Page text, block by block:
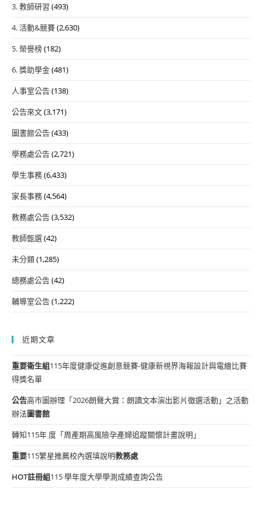
3. 教師研習 (493)
4. 活動&競賽(2,630)
5. 榮譽榜(182)
6. 獎助學金(481)
人事室公告(138)
公告來文(3,171)
圖書館公告(433)
學務處公告(2,721)
學生事務(6,433)
家長事務(4,564)
教務處公告(3,532)
教師甄選(42)
未分類(1,285)
總務處公告(42)
輔導室公告(1,222)
近期文章
重要衛生組115年度健康促進創意競賽-健康新視界海報設計與電繪比賽
得獎名單
公告高市圖辦理「2026朗聲大賞：朗讀文本演出影片徵選活動」之活動
辦法圖書館
轉知115年 度「周產期高風險孕產婦追蹤關懷計畫說明」
重要115繁星推薦校內選填說明教務處
HOT註冊組115 學年度大學學測成績查詢公告